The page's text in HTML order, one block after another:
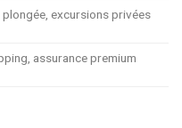
plongée, excursions privées
assurance premium